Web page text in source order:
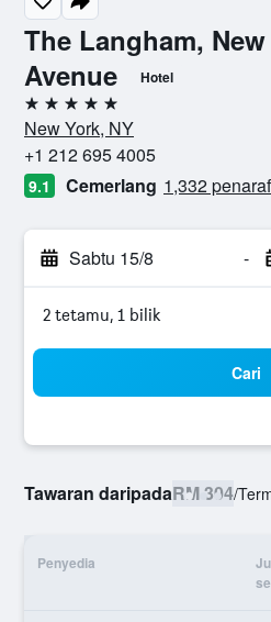
The Langham,
Avenue
Hotel
5 bintang
New York, NY
+1 212 695 4005
9.1 Cemerlang 1,332
Sabtu 15/8 -
2 tetamu, 1 bilik
Cari
Tawaran daripadaRM 304/
Penyedia